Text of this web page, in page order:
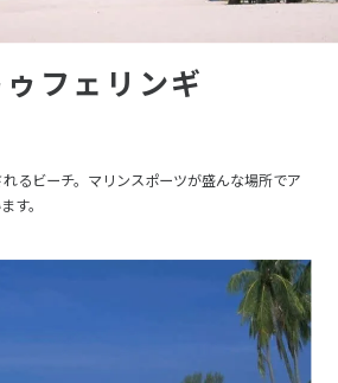
フェリンギ
るビーチ。マリンスポーツが盛んな場所でア
す。